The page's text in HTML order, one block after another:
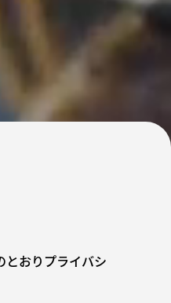
おりプライバシ